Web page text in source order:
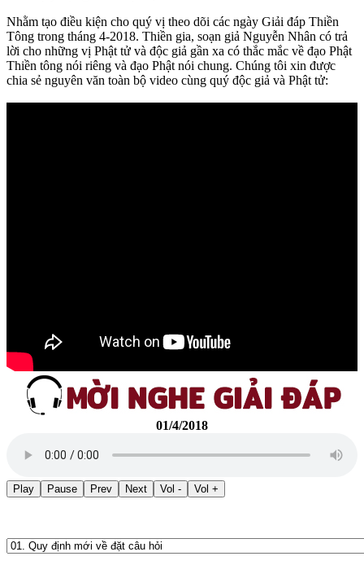
Nhằm tạo điều kiện cho quý vị theo dõi các ngày Giải đáp Thiền
Tông trong tháng 4-2018. Thiền gia, soạn giả Nguyễn Nhân có trả
lời cho những vị Phật tử và độc giả gần xa có thắc mắc về đạo Phật
Thiền tông nói riêng và đạo Phật nói chung. Chúng tôi xin được
chia sẻ nguyên văn toàn bộ video cùng quý độc giả và Phật tử:
01/4/2018
Play Pause Prev Next Vol - Vol +